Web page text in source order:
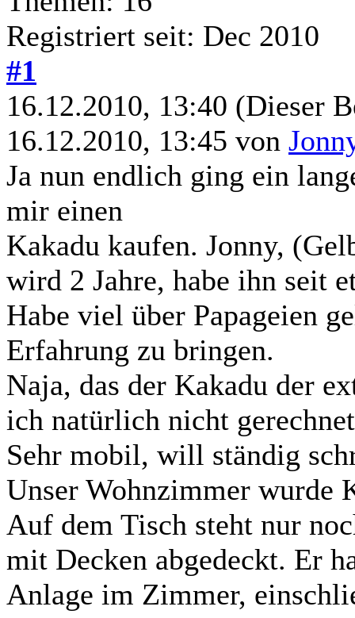
Registriert seit: Dec 2010
#1
16.12.2010, 13:40 (Dieser
16.12.2010, 13:45 von
Ja nun endlich ging ein
mir einen
Kakadu kaufen. Jonny,
wird 2 Jahre, habe ihn seit
Habe viel über Papageien
Erfahrung zu bringen.
Naja, das der Kakadu der
ich natürlich nicht
Sehr mobil, will ständig
Unser Wohnzimmer wurde
Auf dem Tisch steht nur
mit Decken abgedeckt. Er
Anlage im Zimmer,